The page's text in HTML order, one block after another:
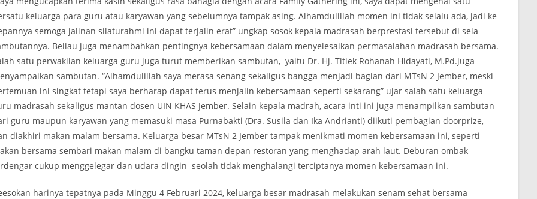
keluarga para guru atau karyawan yang sebelumnya tampak asing. Alhamdulillah momen ini tidak selalu ada, jadi ke
semoga jalinan silaturahmi ini dapat terjalin erat” ungkap sosok kepala madrasah berprestasi tersebut di sela
Beliau juga menambahkan pentingnya kebersamaan dalam menyelesaikan permasalahan madrasah bersama.
satu perwakilan keluarga guru juga turut memberikan sambutan, yaitu Dr. Hj. Titiek Rohanah Hidayati, M.Pd.juga
sambutan. “Alhamdulillah saya merasa senang sekaligus bangga menjadi bagian dari MTsN 2 Jember, meski
ini singkat tetapi saya berharap dapat terus menjalin kebersamaan seperti sekarang” ujar salah satu keluarga
madrasah sekaligus mantan dosen UIN KHAS Jember. Selain kepala madrah, acara inti ini juga menampilkan sambutan
guru maupun karyawan yang memasuki masa Purnabakti (Dra. Susila dan Ika Andrianti) diikuti pembagian doorprize,
diakhiri makan malam bersama. Keluarga besar MTsN 2 Jember tampak menikmati momen kebersamaan ini, seperti
bersama sembari makan malam di bangku taman depan restoran yang menghadap arah laut. Deburan ombak
cukup menggelegar dan udara dingin seolah tidak menghalangi terciptanya momen kebersamaan ini.
harinya tepatnya pada Minggu 4 Februari 2024, keluarga besar madrasah melakukan senam sehat bersama